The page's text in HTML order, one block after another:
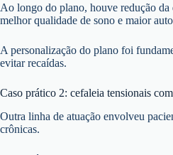
Ao longo do plano, houve redução da
melhor qualidade de sono e maior
A personalização do plano foi
evitar recaídas.
Caso prático 2: cefaleia tensionais
Outra linha de atuação envolveu
crônicas.